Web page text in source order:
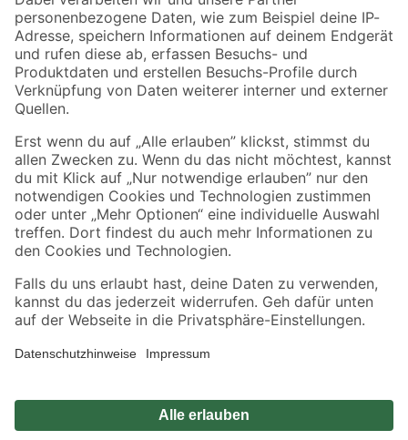
Zahlungsarten Versandarten
Sicher einkaufen
Jetzt die toom-App herunterladen
Alle Preisangaben in EUR inkl. gesetzl. MwSt.. Die dargestellten Angebote sind unter
Umständen nicht in allen Märkten verfügbar. Die angegebenen Verfügbarkeiten beziehen
Produkte nur solange der Vorrat reicht.
*Paketversand ab 59 € versandkostenfrei, gilt nicht für Artikel mit Speditionsversand, hier
Privatsphäre Impressum
Nutzungsbedingungen
Widerrufsrecht Vertrag widerrufen